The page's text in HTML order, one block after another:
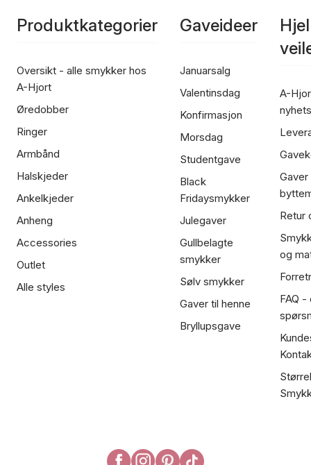
Produktkategorier
Oversikt - alle smykker hos
A-Hjort
Øredobber
Ringer
Armbånd
Halskjeder
Ankelkjeder
Anheng
Accessories
Outlet
Alle styles
Gaveideer
Januarsalg
Valentinsdag
Konfirmasjon
Morsdag
Studentgave
Black
Fridaysmykker
Julegaver
Gullbelagte
smykker
Sølv smykker
Gaver til henne
Bryllupsgave
A-
Retur
og
FAQ